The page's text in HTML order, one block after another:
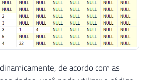
de acordo com as